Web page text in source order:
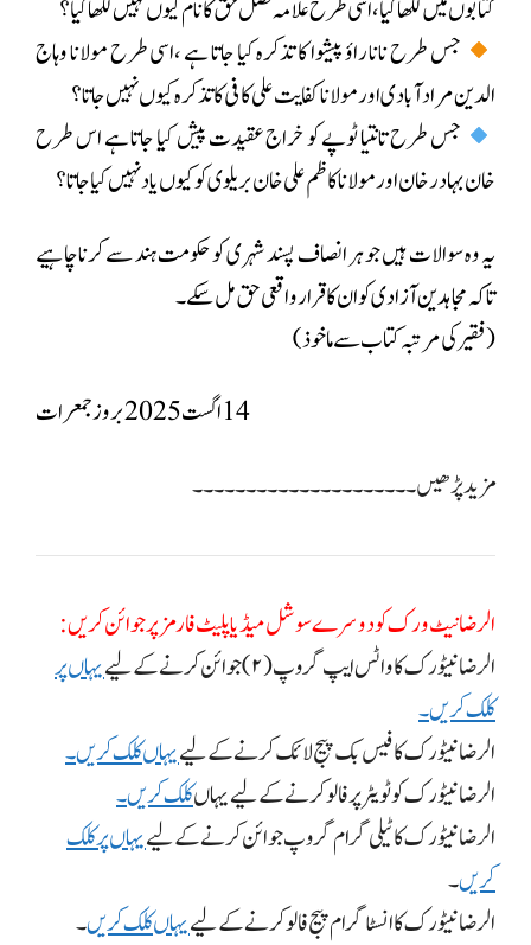
کتابوں میں لکھا گیا، اسی طرح علامہ فضل حق کا نام کیوں نہیں لکھا گیا؟
جس طرح نانا راؤ پیشوا کا تذکرہ کیا جاتا ہے ،اسی طرح مولانا وہاج
الدین مرادآبادی اور مولانا کفایت علی کافی کاتذکرہ کیوں نہیں جاتا؟
جس طرح تانتیا ٹوپے کو خراج عقیدت پیش کیا جاتا ہے اس طرح
خان بہادر خان اور مولانا کاظم علی خان بریلوی کو کیوں یاد نہیں کیا جاتا؟
یہ وہ سوالات ہیں جو ہر انصاف پسند شہری کو حکومت ہند سے کرنا چاہیے
تاکہ مجاہدین آزادی کو ان کا قرار واقعی حق مل سکے۔
(فقیر کی مرتبہ کتاب سے ماخوذ)
14 اگست 2025 بروز جمعرات
مزید پڑھیں۔۔۔۔۔۔۔۔۔۔۔۔۔۔۔۔۔۔۔۔۔
الرضا نیٹ ورک کو دوسرے سوشل میڈیا پلیٹ فارمز پر جوائن کریں:
الرضا نیٹورک کا واٹس ایپ گروپ (۲)جوائن کرنے کے لیے
یہاں پر
کلک کریں۔
الرضا نیٹورک کا فیس بک پیج لائک کرنے کے لیےیہاں کلک کریں۔
الرضا نیٹورک کو ٹویٹر پر فالو کرنے کے لیے یہاںکلک کریں۔
الرضا نیٹورک کا ٹیلی گرام گروپ جوائن کرنے کے لیےیہاں پر کلک
کریں۔
الرضانیٹورک کا انسٹا گرام پیج فالوکرنے کے لیےیہاں کلک کریں۔